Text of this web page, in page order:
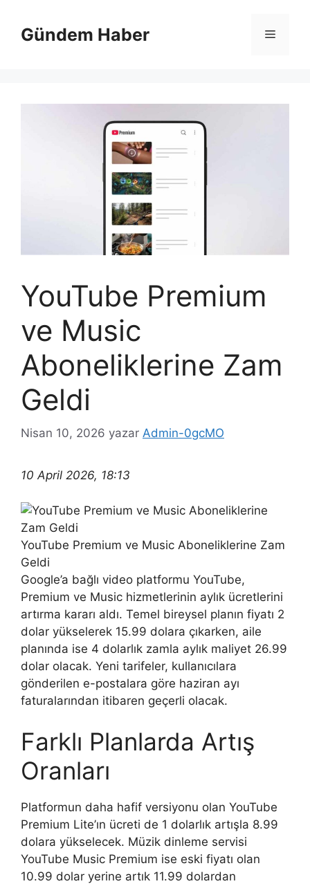
Gündem Haber Menü
YouTube Premium
ve Music
Aboneliklerine Zam
Geldi
Nisan 10, 2026 yazar Admin-0gcMO
10 April 2026, 18:13
YouTube Premium ve Music Aboneliklerine Zam
Geldi
Google’a bağlı video platformu YouTube,
Premium ve Music hizmetlerinin aylık ücretlerini
artırma kararı aldı. Temel bireysel planın fiyatı 2
dolar yükselerek 15.99 dolara çıkarken, aile
planında ise 4 dolarlık zamla aylık maliyet 26.99
dolar olacak. Yeni tarifeler, kullanıcılara
gönderilen e-postalara göre haziran ayı
faturalarından itibaren geçerli olacak.
Farklı Planlarda Artış
Oranları
Platformun daha hafif versiyonu olan YouTube
Premium Lite’ın ücreti de 1 dolarlık artışla 8.99
dolara yükselecek. Müzik dinleme servisi
YouTube Music Premium ise eski fiyatı olan
10.99 dolar yerine artık 11.99 dolardan